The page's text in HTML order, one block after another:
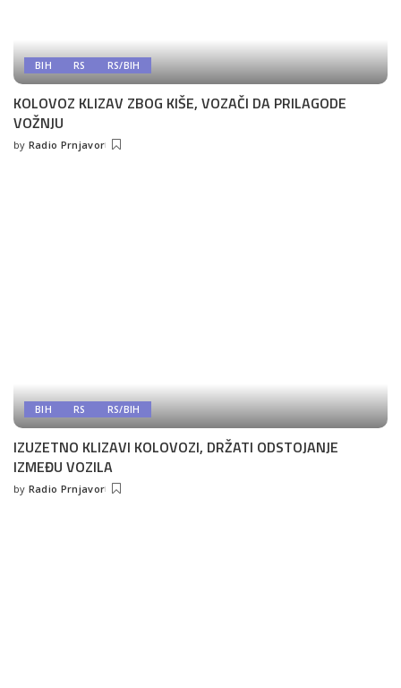
BIH RS RS/BIH
KOLOVOZ KLIZAV ZBOG KIŠE, VOZAČI DA PRILAGODE
VOŽNJU
Posted
by Radio Prnjavor
BIH RS RS/BIH
IZUZETNO KLIZAVI KOLOVOZI, DRŽATI ODSTOJANJE
IZMEĐU VOZILA
Posted
by Radio Prnjavor